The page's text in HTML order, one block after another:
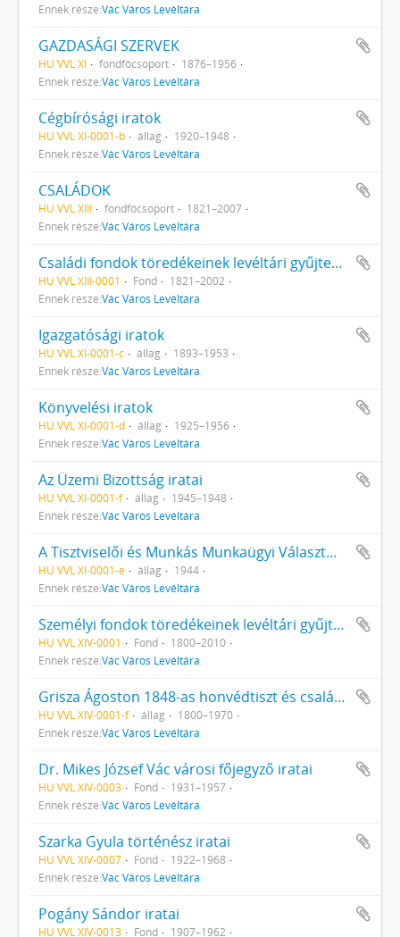
Ennek része:Vác Város Levéltára
GAZDASÁGI SZERVEK
HU VVL XI fondfőcsoport
1876–1956
Ennek része:Vác Város Levéltára
Cégbírósági iratok
HU VVL XI-0001-b állag
1920–1948
Ennek része:Vác Város Levéltára
CSALÁDOK
HU VVL XIII fondfőcsoport
1821–2007
Ennek része:Vác Város Levéltára
Családi fondok töredékeinek levéltári gyűjteménye
HU VVL XIII-0001 Fond
1821–2002
Ennek része:Vác Város Levéltára
Igazgatósági iratok
HU VVL XI-0001-c állag
1893–1953
Ennek része:Vác Város Levéltára
Könyvelési iratok
HU VVL XI-0001-d állag
1925–1956
Ennek része:Vác Város Levéltára
Az Üzemi Bizottság iratai
HU VVL XI-0001-f állag
1945–1948
Ennek része:Vác Város Levéltára
A Tisztviselői és Munkás Munkaügyi Választmány iratai
HU VVL XI-0001-e állag
1944
Ennek része:Vác Város Levéltára
Személyi fondok töredékeinek levéltári gyűjteménye
HU VVL XIV-0001 Fond
1800–2010
Ennek része:Vác Város Levéltára
Grisza Ágoston 1848-as honvédtiszt és családjának iratai
HU VVL XIV-0001-f állag
1800–1970
Ennek része:Vác Város Levéltára
Dr. Mikes József Vác városi főjegyző iratai
HU VVL XIV-0003 Fond
1931–1957
Ennek része:Vác Város Levéltára
Szarka Gyula történész iratai
HU VVL XIV-0007 Fond
1922–1968
Ennek része:Vác Város Levéltára
Pogány Sándor iratai
HU VVL XIV-0013 Fond 1907–1962